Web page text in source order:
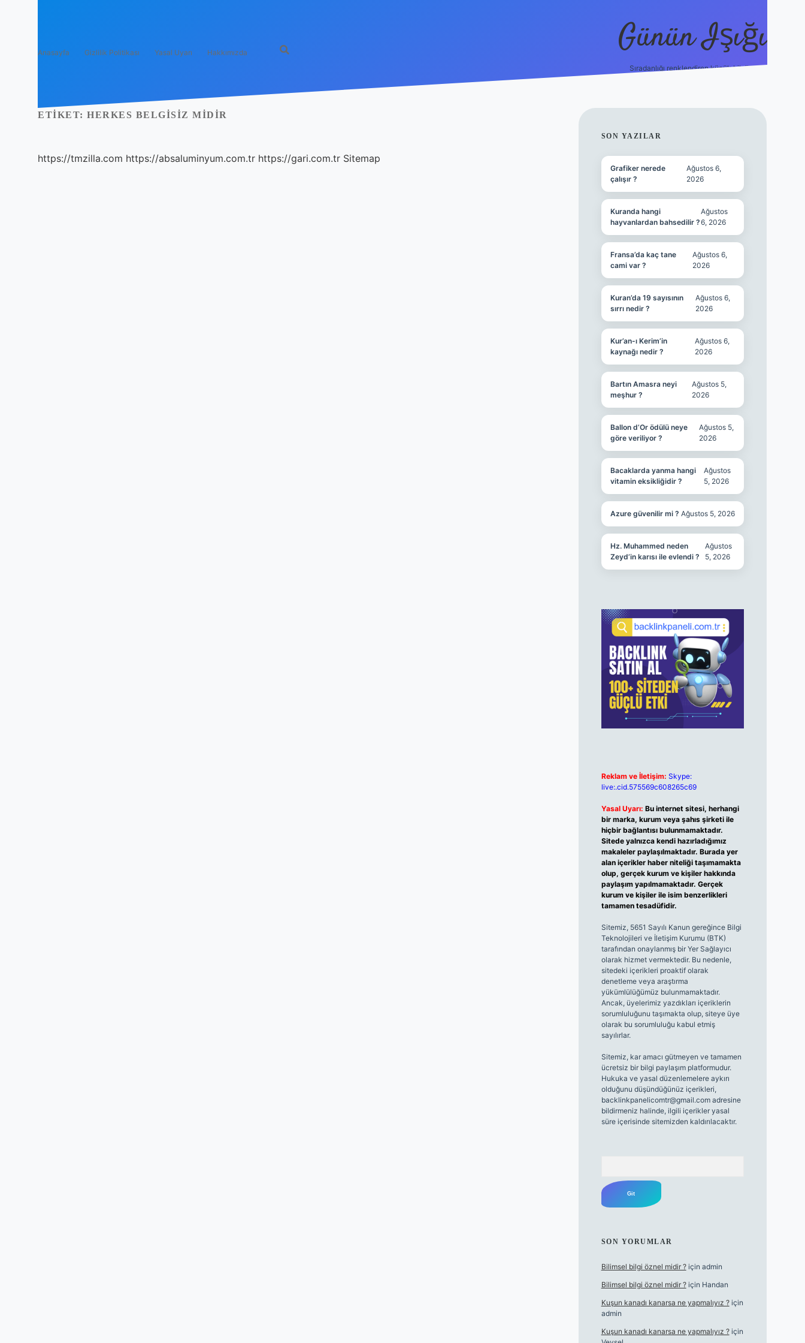
Anasayfa Gizlilik Politikası Yasal Uyarı Hakkımızda Günün Işığı
Sıradanlığı renklendiren küçük bilgiler.
ETIKET: HERKES BELGISIZ MIDIR
https://tmzilla.com https://absaluminyum.com.tr https://gari.com.tr Sitemap
SIDEBAR
SON YAZILAR
Grafiker nerede
çalışır ?
Ağustos 6,
2026
Kuranda hangi
hayvanlardan bahsedilir ?
Ağustos
6, 2026
Fransa’da kaç tane
cami var ?
Ağustos 6,
2026
Kuran’da 19 sayısının
sırrı nedir ?
Ağustos 6,
2026
Kur’an-ı Kerim’in
kaynağı nedir ?
Ağustos 6,
2026
Bartın Amasra neyi
meşhur ?
Ağustos 5,
2026
Ballon d’Or ödülü neye
göre veriliyor ?
Ağustos 5,
2026
Bacaklarda yanma hangi
vitamin eksikliğidir ?
Ağustos
5, 2026
Azure güvenilir mi ? Ağustos 5, 2026
Hz. Muhammed neden
Zeyd’in karısı ile evlendi ?
Ağustos
5, 2026
Reklam ve İletişim: Skype:
live:.cid.575569c608265c69
Yasal Uyarı: Bu internet sitesi, herhangi
bir marka, kurum veya şahıs şirketi ile
hiçbir bağlantısı bulunmamaktadır.
Sitede yalnızca kendi hazırladığımız
makaleler paylaşılmaktadır. Burada yer
alan içerikler haber niteliği taşımamakta
olup, gerçek kurum ve kişiler hakkında
paylaşım yapılmamaktadır. Gerçek
kurum ve kişiler ile isim benzerlikleri
tamamen tesadüfidir.
Sitemiz, 5651 Sayılı Kanun gereğince Bilgi
Teknolojileri ve İletişim Kurumu (BTK)
tarafından onaylanmış bir Yer Sağlayıcı
olarak hizmet vermektedir. Bu nedenle,
sitedeki içerikleri proaktif olarak
denetleme veya araştırma
yükümlülüğümüz bulunmamaktadır.
Ancak, üyelerimiz yazdıkları içeriklerin
sorumluluğunu taşımakta olup, siteye üye
olarak bu sorumluluğu kabul etmiş
sayılırlar.
Sitemiz, kar amacı gütmeyen ve tamamen
ücretsiz bir bilgi paylaşım platformudur.
Hukuka ve yasal düzenlemelere aykırı
olduğunu düşündüğünüz içerikleri,
backlinkpanelicomtr@gmail.comadresine
bildirmeniz halinde, ilgili içerikler yasal
süre içerisinde sitemizden kaldırılacaktır.
SON YORUMLAR
Bilimsel bilgi öznel midir ?için admin
Bilimsel bilgi öznel midir ?için Handan
Kuşun kanadı kanarsa ne yapmalıyız ?için
admin
Kuşun kanadı kanarsa ne yapmalıyız ?için
grand opera bet giriş